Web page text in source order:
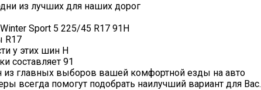
из лучших для наших дорог
Sport 5 225/45 R17 91H
R17
у этих шин H
составляет 91
из главных выборов вашей комфортной езды на авто
всегда помогут подобрать наилучший вариант для Вас.